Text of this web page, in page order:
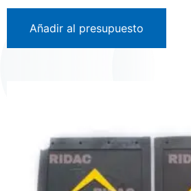
Añadir al presupuesto